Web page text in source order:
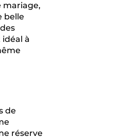
mariage,
belle
à
de
réserve